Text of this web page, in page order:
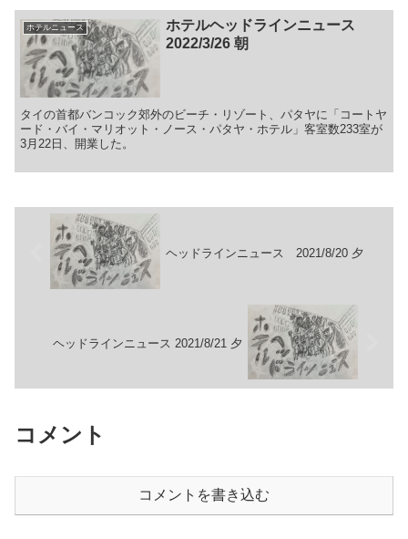
ホテルニュース
ホテルヘッドラインニュース
2022/3/26 朝
タイの首都バンコック郊外のビーチ・リゾート、パタヤに「コートヤ
ード・バイ・マリオット・ノース・パタヤ・ホテル」客室数233室が
3月22日、開業した。
ヘッドラインニュース 2021/8/20 夕
ヘッドラインニュース 2021/8/21 夕
コメント
コメントを書き込む